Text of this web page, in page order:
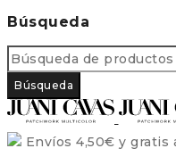
Búsqueda
Envíos 4,50€ y